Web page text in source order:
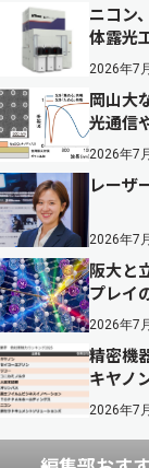
ニコン
体露光
2026年7
岡山大
光通信
2026年7
レーザ
2026年7
阪大と
プレイ
2026年7
精密機
キヤノ
2026年7